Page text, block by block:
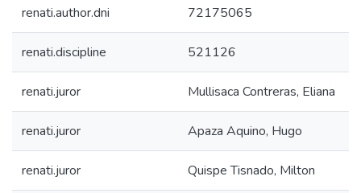
renati.author.dni 72175065
renati.discipline 521126
renati.juror Mullisaca Contreras, Eliana
renati.juror Apaza Aquino, Hugo
renati.juror Quispe Tisnado, Milton